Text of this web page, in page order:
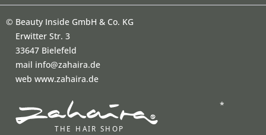
© Beauty Inside GmbH & Co. KG
Erwitter Str. 3
33647 Bielefeld
mail info@zahaira.de
web www.zahaira.de
*